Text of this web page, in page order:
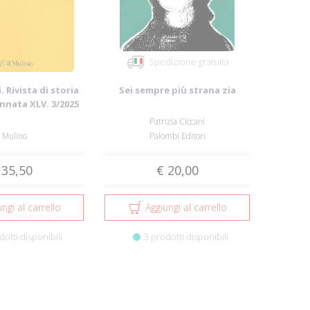
Rivista di storia
XLV. 3/2025
Mulino
al carrello
disponibili
Spedizione gratuita
Sei sempre più strana zia
Patrizia Ciccani
Palombi Editori
€ 20,00
Aggiungi al carrello
3 prodotti disponibili